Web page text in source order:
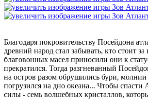
Благодаря покровительству Посейдона
древний народ стал забывать, кто стоит
благовонных масел приносили они к
прекратился. Тогда разгневанный
на остров разом обрушились бури,
погрузился на дно океана... Чтобы
силы - семь волшебных кристаллов,